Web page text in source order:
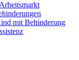
mit Behinderung